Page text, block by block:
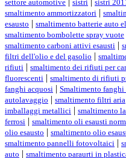
settore automotive sistri sistri
smaltimento ammortizzatori |
esausto | smaltimento batterie auto
smaltimento bombolette spray vuote
smaltimento carboni attivi esausti |
filtri dell'olio e del gasolio |
rifiuti | smaltimento dei rifiuti per
fluorescenti | smaltimento di rifiuti
fanghi acquosi | Smaltimento
autolavaggio | smaltimento filtri aria
imballaggi metallici | smaltimento
ferrosi | smaltimento oli esausti
olio esausto | smaltimento olio
smaltimento pannelli fotovoltaici |
auto | smaltimento paraurti in